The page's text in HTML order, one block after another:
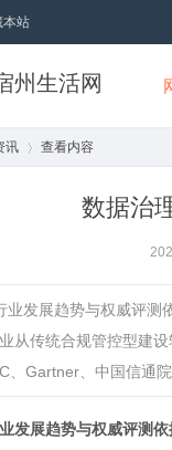
本站
州生活网
讯 查看内容
数据治
业发展趋势与权威评测
从传统合规管控型建
、Gartner、中国信通
发展趋势与权威评测依